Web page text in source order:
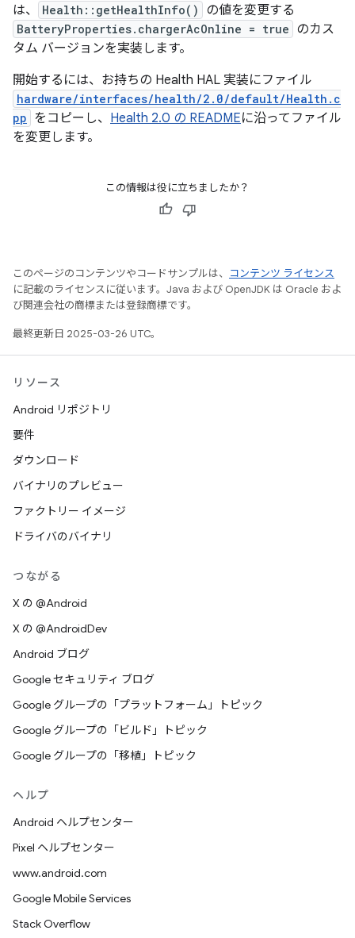
は、
Health::getHealthInfo() の値を変更する
BatteryProperties.chargerAcOnline = true のカス
タム バージョンを実装します。
開始するには、お持ちの Health HAL 実装にファイル
hardware/interfaces/health/2.0/default/Health.c
pp をコピーし、 Health 2.0 の READMEに沿ってファイル
を変更します。
この情報は役に立ちましたか？
このページのコンテンツやコードサンプルは、
コンテンツ ライセンス
に記載のライセンスに従います。Java および OpenJDK は Oracle およ
び関連会社の商標または登録商標です。
最終更新日 2025-03-26 UTC。
リソース
Android リポジトリ
要件
ダウンロード
バイナリのプレビュー
ファクトリー イメージ
ドライバのバイナリ
つながる
X の @Android
X の @AndroidDev
Android ブログ
Google セキュリティ ブログ
Google グループの「プラットフォーム」トピック
Google グループの「ビルド」トピック
Google グループの「移植」トピック
ヘルプ
Android ヘルプセンター
Pixel ヘルプセンター
www.android.com
Google Mobile Services
Stack Overflow